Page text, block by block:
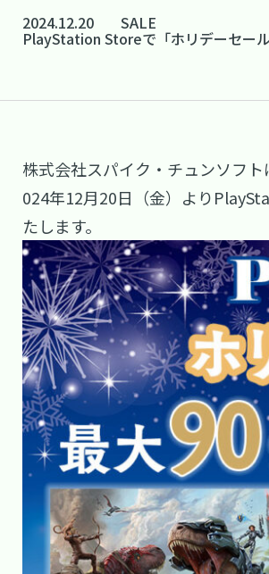
2024.12.20 SALE
PlayStation Storeで「ホリデーセー
株式会社スパイク・チュンソフ
024年12月20日（金）より
たします。